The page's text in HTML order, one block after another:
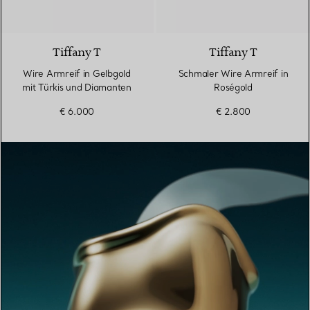
Tiffany T
Wire Armreif in Gelbgold
mit Türkis und Diamanten
€ 6.000
Tiffany T
Schmaler Wire Armreif in
Roségold
€ 2.800